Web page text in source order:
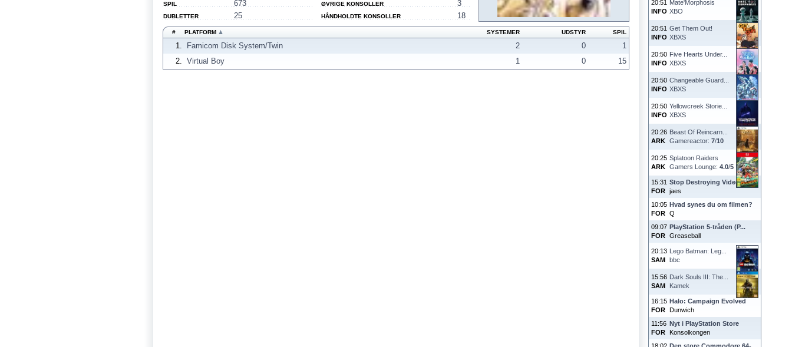
20:51
INFO
Mate'Morphosis
XBO
20:51
INFO
Get Them Out!
XBXS
20:50
INFO
Five Hearts Under...
XBXS
20:50
INFO
Changeable Guard...
XBXS
20:50
INFO
Yellowcreek Storie...
XBXS
20:26
ARK
Beast Of Reincarn...
Gamereactor: 7/10
20:25
ARK
Splatoon Raiders
Gamers Lounge: 4.0/5
15:31
FOR
Stop Destroying Videoga...
jaes
10:05
FOR
Hvad synes du om filmen?
Q
09:07
FOR
PlayStation 5-tråden (P...
Greaseball
20:13
SAM
Lego Batman: Leg...
bbc
15:56
SAM
Dark Souls III: The...
Kamek
16:15
FOR
Halo: Campaign Evolved
Dunwich
11:56
FOR
Nyt i PlayStation Store
Konsolkongen
SPIL 673
DUBLETTER 25
ØVRIGE KONSOLLER 3
HÅNDHOLDTE KONSOLLER 18
# PLATFORM SYSTEMER UDSTYR SPIL
1. Famicom Disk System/Twin 2 0
1
2. Virtual Boy 1 0 15